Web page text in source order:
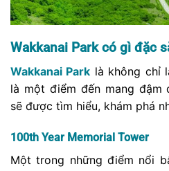
Wakkanai Park có gì đặc
Wakkanai Park là không chỉ
là một điểm đến mang đậm
sẽ được tìm hiểu, khám phá
100th Year Memorial Tower
Một trong những điểm nổi